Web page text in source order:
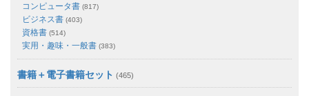
コンピュータ書 (817)
ビジネス書 (403)
資格書 (514)
実用・趣味・一般書 (383)
書籍＋電子書籍セット (465)